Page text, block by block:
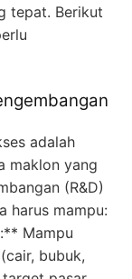
tepat. Berikut
adalah
maklon yang
(R&D)
harus mampu:
Mampu
bubuk,